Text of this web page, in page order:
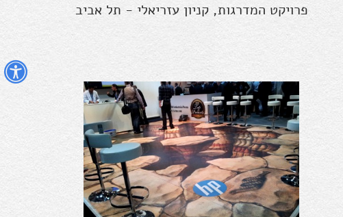
פרויקט המדרגות, קניון עזריאלי - תל אביב